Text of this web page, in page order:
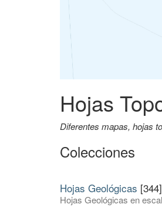
Hojas
Diferentes mapas, hojas
Colecciones
Hojas Geológicas [344]
Hojas Geológicas en